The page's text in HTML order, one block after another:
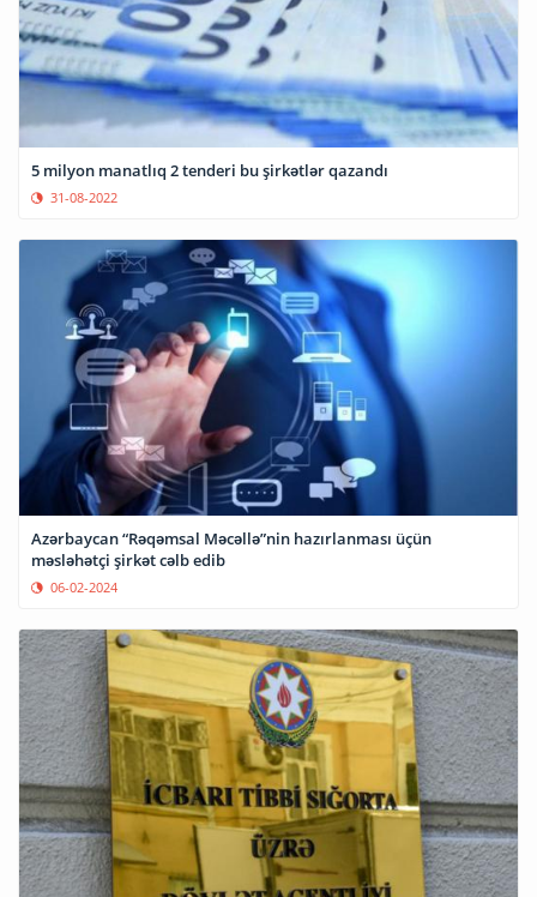
5 milyon manatlıq 2 tenderi bu şirkətlər qazandı
31-08-2022
Azərbaycan “Rəqəmsal Məcəllə”nin hazırlanması üçün
məsləhətçi şirkət cəlb edib
06-02-2024